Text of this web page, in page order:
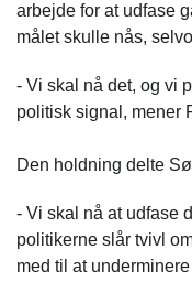
arbejde for at udfase
målet skulle nås,
- Vi skal nå det, og vi
politisk signal, mener
Den holdning delte
- Vi skal nå at udfase
politikerne slår tvivl
med til at